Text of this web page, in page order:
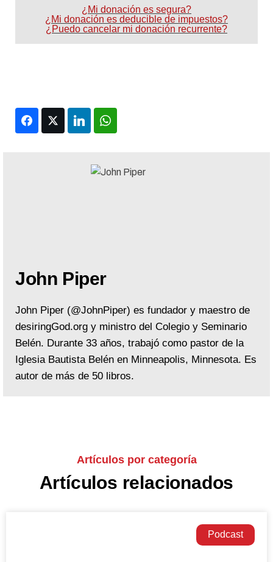
¿Mi donación es segura?
¿Mi donación es deducible de impuestos?
¿Puedo cancelar mi donación recurrente?
FacebookTwitter LinkedIn
John Piper
John Piper (@JohnPiper) es fundador y maestro de
desiringGod.org y ministro del Colegio y Seminario
Belén. Durante 33 años, trabajó como pastor de la
Iglesia Bautista Belén en Minneapolis, Minnesota. Es
autor de más de 50 libros.
Artículos por categoría
Artículos relacionados
Podcast